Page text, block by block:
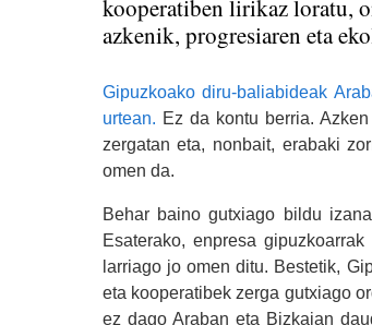
kooperatiben lirikaz loratu,
azkenik, progresiaren eta
Gipuzkoako diru-baliabideak
urtean. Ez da kontu berria.
zergatan eta, nonbait, erabaki
omen da.
Behar baino gutxiago bildu
Esaterako, enpresa
larriago jo omen ditu. Bestetik,
eta kooperatibek zerga gutxiago
ez dago Araban eta Bizkaian